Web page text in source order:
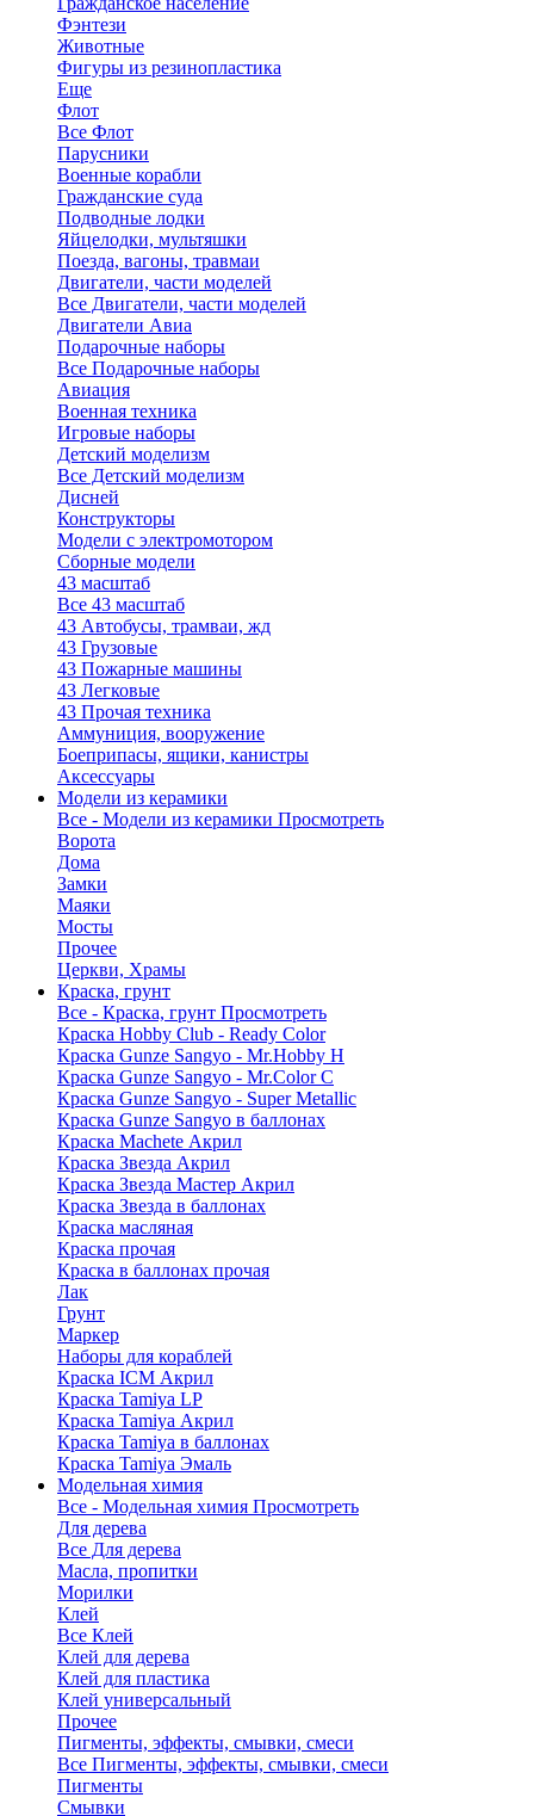
Фэнтези
Животные
Фигуры из резинопластика
Еще
Флот
Все Флот
Парусники
Военные корабли
Гражданские суда
Подводные лодки
Яйцелодки, мультяшки
Поезда, вагоны, травмаи
Двигатели, части моделей
Все Двигатели, части моделей
Двигатели Авиа
Подарочные наборы
Все Подарочные наборы
Авиация
Военная техника
Игровые наборы
Детский моделизм
Все Детский моделизм
Дисней
Конструкторы
Модели с электромотором
Сборные модели
43 масштаб
Все 43 масштаб
43 Автобусы, трамваи, жд
43 Грузовые
43 Пожарные машины
43 Легковые
43 Прочая техника
Аммуниция, вооружение
Боеприпасы, ящики, канистры
Аксессуары
Модели из керамики
Все - Модели из керамики Просмотреть
Ворота
Дома
Замки
Маяки
Мосты
Прочее
Церкви, Храмы
Краска, грунт
Все - Краска, грунт Просмотреть
Краска Hobby Club - Ready Color
Краска Gunze Sangyo - Mr.Hobby H
Краска Gunze Sangyo - Mr.Color C
Краска Gunze Sangyo - Super Metallic
Краска Gunze Sangyo в баллонах
Краска Machete Акрил
Краска Звезда Акрил
Краска Звезда Мастер Акрил
Краска Звезда в баллонах
Краска масляная
Краска прочая
Краска в баллонах прочая
Лак
Грунт
Маркер
Наборы для кораблей
Краска ICM Акрил
Краска Tamiya LP
Краска Tamiya Акрил
Краска Tamiya в баллонах
Краска Tamiya Эмаль
Модельная химия
Все - Модельная химия Просмотреть
Для дерева
Все Для дерева
Масла, пропитки
Морилки
Клей
Все Клей
Клей для дерева
Клей для пластика
Клей универсальный
Прочее
Пигменты, эффекты, смывки, смеси
Все Пигменты, эффекты, смывки, смеси
Пигменты
Смывки